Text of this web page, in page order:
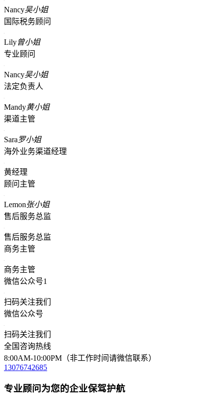
Nancy吴小姐
国际税务顾问
Lily曾小姐
专业顾问
Nancy吴小姐
法定负责人
Mandy黄小姐
渠道主管
Sara罗小姐
海外业务渠道经理
黄经理
顾问主管
Lemon张小姐
售后服务总监
售后服务总监
商务主管
商务主管
微信公众号1
扫码关注我们
微信公众号
扫码关注我们
全国咨询热线
8:00AM-10:00PM（非工作时间请微信联系）
13076742685
专业顾问为您的企业保驾护航